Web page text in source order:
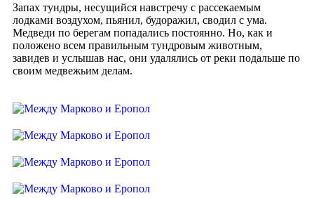
Запах тундры, несущийся навстречу с рассекаемым
лодками воздухом, пьянил, будоражил, сводил с ума.
Медведи по берегам попадались постоянно. Но, как и
положено всем правильным тундровым животным,
завидев и услышав нас, они удалялись от реки подальше по
своим медвежьим делам.